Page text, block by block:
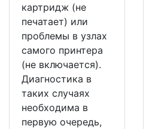
картридж (не
печатает) или
проблемы в узлах
самого принтера
(не включается).
Диагностика в
таких случаях
необходима в
первую очередь,